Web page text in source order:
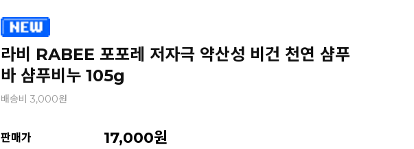
라비 RABEE 포포레 저자극 약산성 비건 천연 샴푸
바 샴푸비누 105g
배송비 3,000원
판매가 17,000원